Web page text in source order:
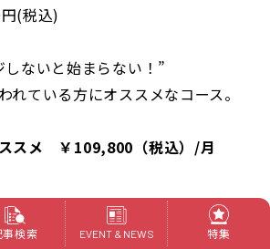
(税込)
ないと始まらない！”
れている方にオススメなコース。
スメ ￥109,800（税込）/月
事検索 EVENT & NEWS 特集